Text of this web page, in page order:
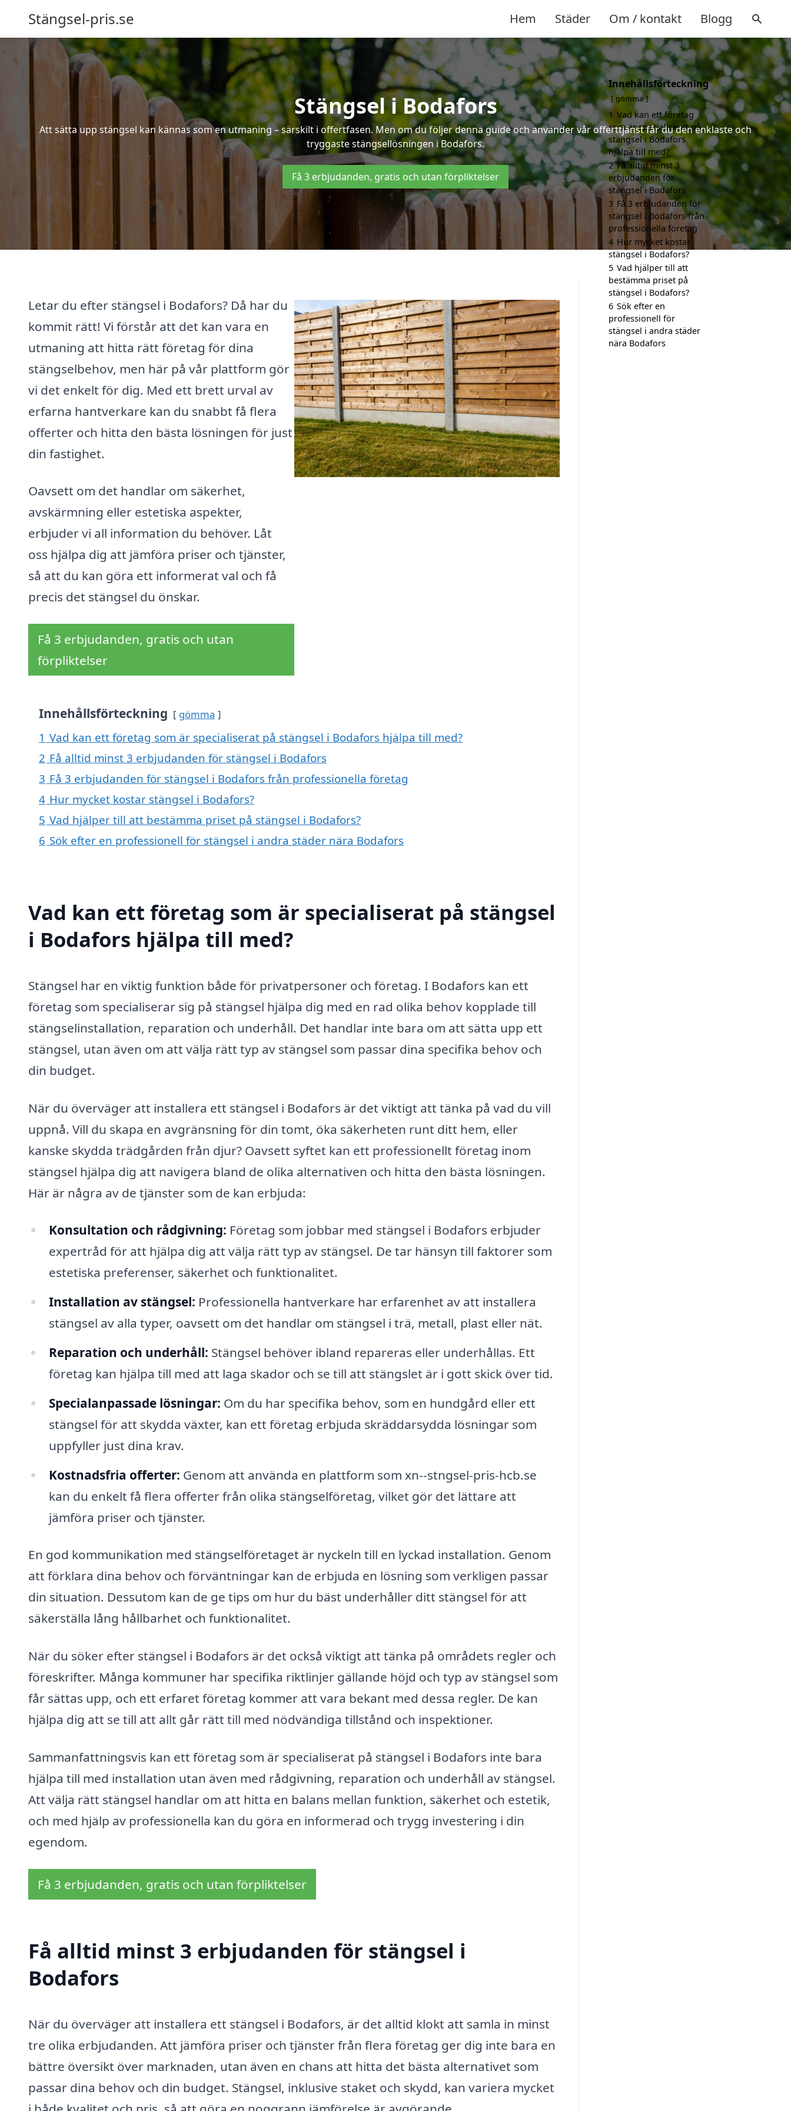
Stängsel-pris.se Hem Städer Om / kontakt Blogg
Stängsel i Bodafors
Att sätta upp stängsel kan kännas som en utmaning – särskilt i offertfasen. Men om du följer denna guide och använder vår offerttjänst får du den enklaste och
tryggaste stängsellösningen i Bodafors.
Få 3 erbjudanden, gratis och utan förpliktelser
Letar du efter stängsel i Bodafors? Då har du
kommit rätt! Vi förstår att det kan vara en
utmaning att hitta rätt företag för dina
stängselbehov, men här på vår plattform gör
vi det enkelt för dig. Med ett brett urval av
erfarna hantverkare kan du snabbt få flera
offerter och hitta den bästa lösningen för just
din fastighet.
Oavsett om det handlar om säkerhet,
avskärmning eller estetiska aspekter,
erbjuder vi all information du behöver. Låt
oss hjälpa dig att jämföra priser och tjänster,
så att du kan göra ett informerat val och få
precis det stängsel du önskar.
Få 3 erbjudanden, gratis och utan
förpliktelser
Innehållsförteckning gömma
1 Vad kan ett företag som är specialiserat på stängsel i Bodafors hjälpa till med?
2 Få alltid minst 3 erbjudanden för stängsel i Bodafors
3 Få 3 erbjudanden för stängsel i Bodafors från professionella företag
4 Hur mycket kostar stängsel i Bodafors?
5 Vad hjälper till att bestämma priset på stängsel i Bodafors?
6 Sök efter en professionell för stängsel i andra städer nära Bodafors
Vad kan ett företag som är specialiserat på stängsel
i Bodafors hjälpa till med?
Stängsel har en viktig funktion både för privatpersoner och företag. I Bodafors kan ett
företag som specialiserar sig på stängsel hjälpa dig med en rad olika behov kopplade till
stängselinstallation, reparation och underhåll. Det handlar inte bara om att sätta upp ett
stängsel, utan även om att välja rätt typ av stängsel som passar dina specifika behov och
din budget.
När du överväger att installera ett stängsel i Bodafors är det viktigt att tänka på vad du vill
uppnå. Vill du skapa en avgränsning för din tomt, öka säkerheten runt ditt hem, eller
kanske skydda trädgården från djur? Oavsett syftet kan ett professionellt företag inom
stängsel hjälpa dig att navigera bland de olika alternativen och hitta den bästa lösningen.
Här är några av de tjänster som de kan erbjuda:
Konsultation och rådgivning: Företag som jobbar med stängsel i Bodafors erbjuder
expertråd för att hjälpa dig att välja rätt typ av stängsel. De tar hänsyn till faktorer som
estetiska preferenser, säkerhet och funktionalitet.
Installation av stängsel: Professionella hantverkare har erfarenhet av att installera
stängsel av alla typer, oavsett om det handlar om stängsel i trä, metall, plast eller nät.
Reparation och underhåll: Stängsel behöver ibland repareras eller underhållas. Ett
företag kan hjälpa till med att laga skador och se till att stängslet är i gott skick över tid.
Specialanpassade lösningar: Om du har specifika behov, som en hundgård eller ett
stängsel för att skydda växter, kan ett företag erbjuda skräddarsydda lösningar som
uppfyller just dina krav.
Kostnadsfria offerter: Genom att använda en plattform som xn--stngsel-pris-hcb.se
kan du enkelt få flera offerter från olika stängselföretag, vilket gör det lättare att
jämföra priser och tjänster.
En god kommunikation med stängselföretaget är nyckeln till en lyckad installation. Genom
att förklara dina behov och förväntningar kan de erbjuda en lösning som verkligen passar
din situation. Dessutom kan de ge tips om hur du bäst underhåller ditt stängsel för att
säkerställa lång hållbarhet och funktionalitet.
När du söker efter stängsel i Bodafors är det också viktigt att tänka på områdets regler och
föreskrifter. Många kommuner har specifika riktlinjer gällande höjd och typ av stängsel som
får sättas upp, och ett erfaret företag kommer att vara bekant med dessa regler. De kan
hjälpa dig att se till att allt går rätt till med nödvändiga tillstånd och inspektioner.
Sammanfattningsvis kan ett företag som är specialiserat på stängsel i Bodafors inte bara
hjälpa till med installation utan även med rådgivning, reparation och underhåll av stängsel.
Att välja rätt stängsel handlar om att hitta en balans mellan funktion, säkerhet och estetik,
och med hjälp av professionella kan du göra en informerad och trygg investering i din
egendom.
Få 3 erbjudanden, gratis och utan förpliktelser
Få alltid minst 3 erbjudanden för stängsel i
Bodafors
När du överväger att installera ett stängsel i Bodafors, är det alltid klokt att samla in minst
tre olika erbjudanden. Att jämföra priser och tjänster från flera företag ger dig inte bara en
bättre översikt över marknaden, utan även en chans att hitta det bästa alternativet som
passar dina behov och din budget. Stängsel, inklusive staket och skydd, kan variera mycket
Innehållsförteckning
gömma
1 Vad kan ett företag
som är specialiserat på
stängsel i Bodafors
hjälpa till med?
2 Få alltid minst 3
erbjudanden för
stängsel i Bodafors
3 Få 3 erbjudanden för
stängsel i Bodafors från
professionella företag
4 Hur mycket kostar
stängsel i Bodafors?
5 Vad hjälper till att
bestämma priset på
stängsel i Bodafors?
6 Sök efter en
professionell för
stängsel i andra städer
nära Bodafors